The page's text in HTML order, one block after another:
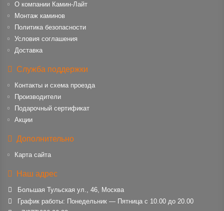
О компании Камин-Лайт
Монтаж каминов
Политика безопасности
Условия соглашения
Доставка
Служба поддержки
Контакты и схема проезда
Производители
Подарочный сертификат
Акции
Дополнительно
Карта сайта
Наш адрес
Большая Тульская ул., 46, Москва
График работы: Понедельник — Пятница с 10.00 до 20.00